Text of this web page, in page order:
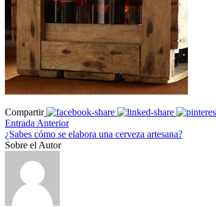
Compartir
Entrada Anterior
¿Sabes cómo se elabora una cerveza artesana?
Sobre el Autor